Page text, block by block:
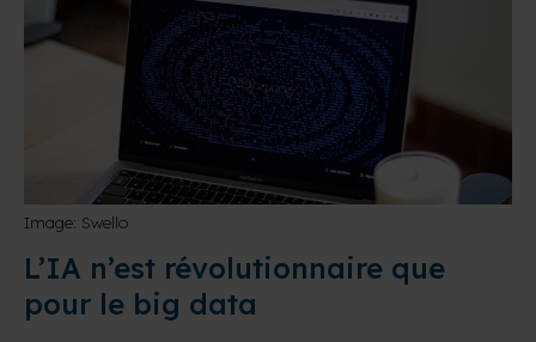
Image: Swello
L’IA n’est révolutionnaire que
pour le big data